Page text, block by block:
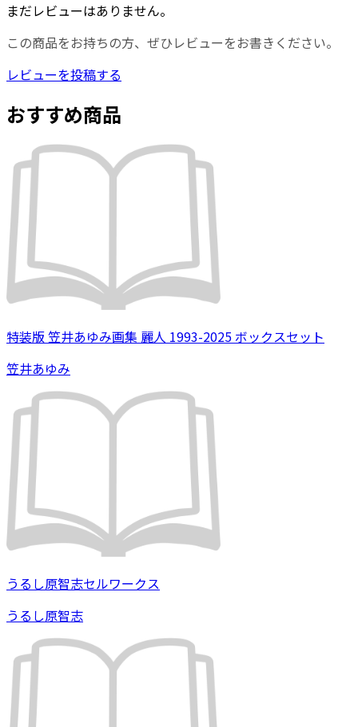
まだレビューはありません。
この商品をお持ちの方、ぜひレビューをお書きください。
レビューを投稿する
おすすめ商品
特装版 笠井あゆみ画集 麗人 1993-2025 ボックスセット
笠井あゆみ
うるし原智志セルワークス
うるし原智志